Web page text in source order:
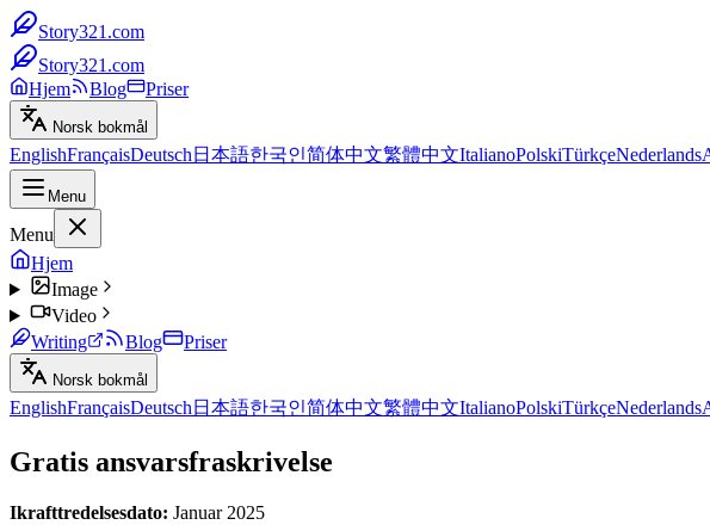
Story321.com
Story321.com
Hjem
Blog Priser
Norsk bokmål
EnglishFrançaisDeutsch 日本語한국인简体中文繁體中文ItalianoPolskiTürkçeNederlands
Menu
Menu
Hjem
Image
Video
Writing
Blog Priser
Norsk bokmål
EnglishFrançaisDeutsch 日本語한국인简体中文繁體中文ItalianoPolskiTürkçeNederlands
Gratis ansvarsfraskrivelse
Ikrafttredelsesdato: Januar 2025